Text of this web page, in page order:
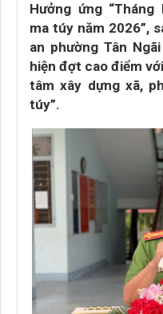
Hưởng ứng
ma túy năm 2026”,
an phường Tân
hiện đợt cao điểm
tâm xây dựng xã,
túy”.